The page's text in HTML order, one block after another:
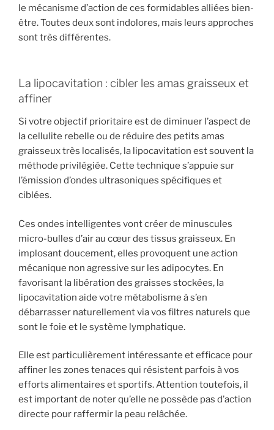
le mécanisme d’action de ces formidables alliées bien-
être. Toutes deux sont indolores, mais leurs approches
sont très différentes.
La lipocavitation : cibler les amas graisseux et
affiner
Si votre objectif prioritaire est de diminuer l’aspect de
la cellulite rebelle ou de réduire des petits amas
graisseux très localisés, la lipocavitation est souvent la
méthode privilégiée. Cette technique s’appuie sur
l’émission d’ondes ultrasoniques spécifiques et
ciblées.
Ces ondes intelligentes vont créer de minuscules
micro-bulles d’air au cœur des tissus graisseux. En
implosant doucement, elles provoquent une action
mécanique non agressive sur les adipocytes. En
favorisant la libération des graisses stockées, la
lipocavitation aide votre métabolisme à s’en
débarrasser naturellement via vos filtres naturels que
sont le foie et le système lymphatique.
Elle est particulièrement intéressante et efficace pour
affiner les zones tenaces qui résistent parfois à vos
efforts alimentaires et sportifs. Attention toutefois, il
est important de noter qu’elle ne possède pas d’action
directe pour raffermir la peau relâchée.